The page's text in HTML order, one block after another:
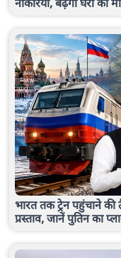
भारत तक ट्रेन पहुंचाने
प्रस्ताव, जानें पुतिन का